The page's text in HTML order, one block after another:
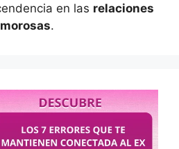
en las relaciones
.